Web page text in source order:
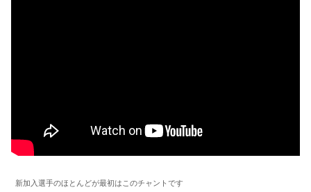
新加入選手のほとんどが最初はこのチャントです